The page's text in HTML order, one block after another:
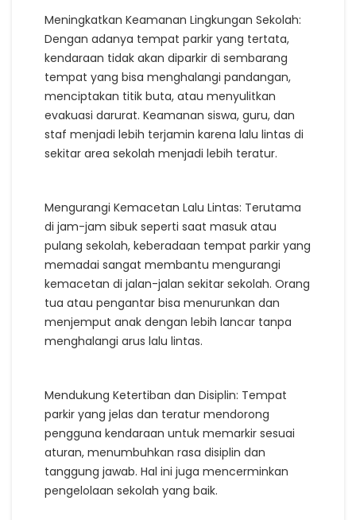
Meningkatkan Keamanan Lingkungan Sekolah:
Dengan adanya tempat parkir yang tertata,
kendaraan tidak akan diparkir di sembarang
tempat yang bisa menghalangi pandangan,
menciptakan titik buta, atau menyulitkan
evakuasi darurat. Keamanan siswa, guru, dan
staf menjadi lebih terjamin karena lalu lintas di
sekitar area sekolah menjadi lebih teratur.
Mengurangi Kemacetan Lalu Lintas: Terutama
di jam-jam sibuk seperti saat masuk atau
pulang sekolah, keberadaan tempat parkir yang
memadai sangat membantu mengurangi
kemacetan di jalan-jalan sekitar sekolah. Orang
tua atau pengantar bisa menurunkan dan
menjemput anak dengan lebih lancar tanpa
menghalangi arus lalu lintas.
Mendukung Ketertiban dan Disiplin: Tempat
parkir yang jelas dan teratur mendorong
pengguna kendaraan untuk memarkir sesuai
aturan, menumbuhkan rasa disiplin dan
tanggung jawab. Hal ini juga mencerminkan
pengelolaan sekolah yang baik.